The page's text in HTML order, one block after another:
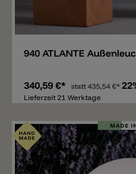
Merken
940 ATLANTE
340,59 €* statt435,54 €*
Lieferzeit 21 Werktage